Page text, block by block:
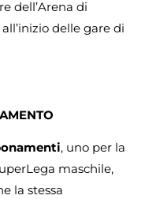
dell’Arena di
delle gare di
, uno per la
maschile,
la stessa